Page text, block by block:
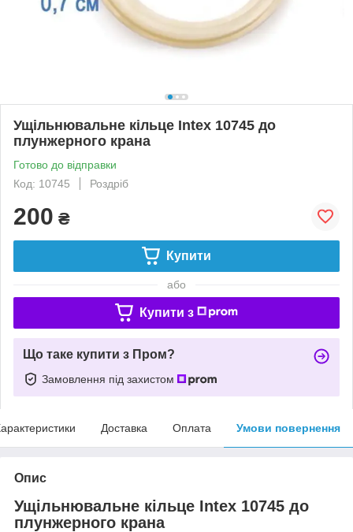
Ущільнювальне кільце Intex 10745 до
плунжерного крана
Готово до відправки
Код: 10745
Роздріб
200 ₴
Купити
або
Купити з
Що таке купити з Пром?
Замовлення під захистом
Доставка Оплата Умови повернення
Опис
Ущільнювальне кільце Intex 10745 до
плунжерного крана